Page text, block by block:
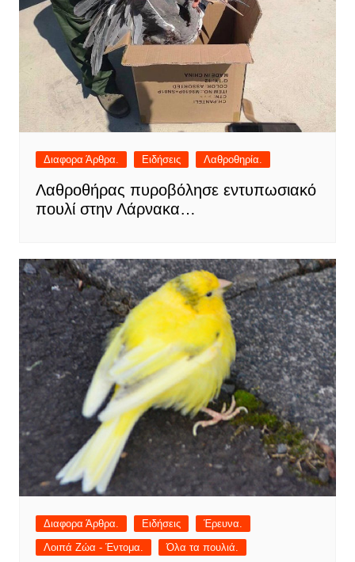
Διαφορα Άρθρα. Ειδήσεις Λαθροθηρία.
Λαθροθήρας πυροβόλησε εντυπωσιακό
πουλί στην Λάρνακα…
Διαφορα Άρθρα. Ειδήσεις
Έρευνα.
Λοιπά Ζώα - Έντομα.
Όλα τα πουλιά.